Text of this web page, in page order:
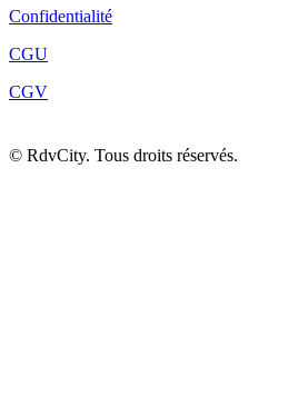
Confidentialité
CGU
CGV
© RdvCity. Tous droits réservés.